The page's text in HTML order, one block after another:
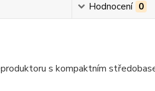
Hodnocení 0
s kompaktním